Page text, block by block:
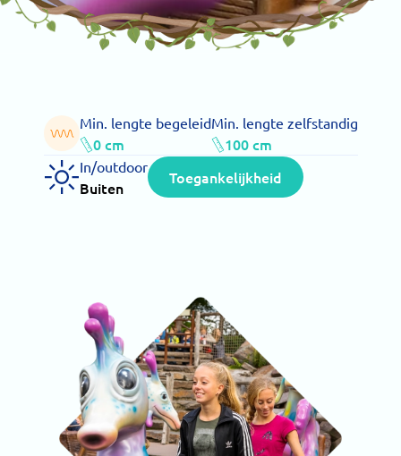
Min. lengte begeleid
0 cm
Min. lengte zelfstandig
100 cm
In/outdoor
Buiten
Toegankelijkheid